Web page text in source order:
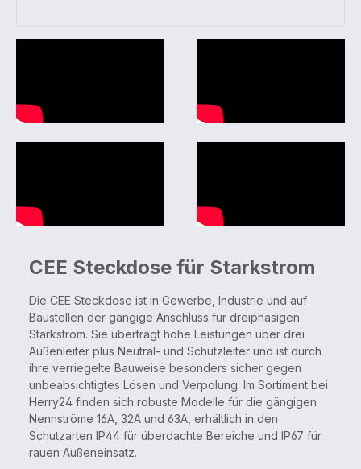
CEE Steckdose für Starkstrom
Die CEE Steckdose ist in Gewerbe, Industrie und auf
Baustellen der gängige Anschluss für dreiphasigen
Starkstrom. Sie überträgt hohe Leistungen über drei
Außenleiter plus Neutral- und Schutzleiter und ist durch
ihre verriegelte Bauweise besonders sicher gegen
unbeabsichtigtes Lösen und Verpolung. Im Sortiment bei
Herry24 finden sich robuste Modelle für die gängigen
Nennströme 16A, 32A und 63A, erhältlich in den
Schutzarten IP44 für überdachte Bereiche und IP67 für
rauen Außeneinsatz.